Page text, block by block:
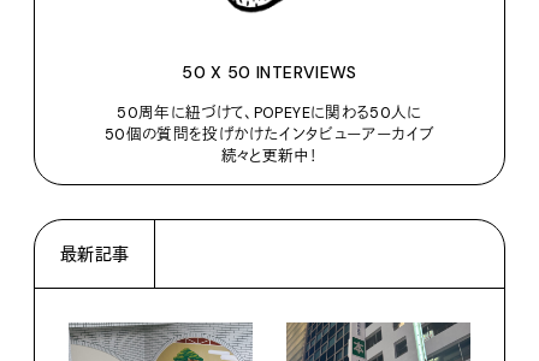
50 X 50 INTERVIEWS
50周年に紐づけて、POPEYEに関わる50人に
50個の質問を投げかけたインタビューアーカイブ
続々と更新中！
最新記事